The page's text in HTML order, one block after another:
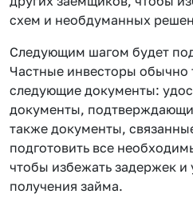
схем и необдуманных
Следующим шагом будет
Частные инвесторы обычно
следующие документы:
документы,
также документы,
подготовить все
чтобы избежать задержек и
получения займа.